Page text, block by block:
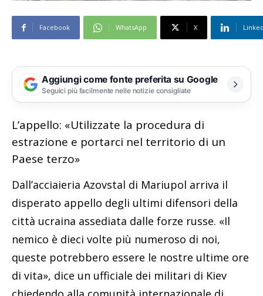
Facebook WhatsApp X
Aggiungi come fonte preferita su Google
Seguici più facilmente nelle notizie consigliate
L’appello: «Utilizzate la procedura di
estrazione e portarci nel territorio di un
Paese terzo»
Dall’acciaieria Azovstal di Mariupol arriva il
disperato appello degli ultimi difensori della
città ucraina assediata dalle forze russe. «Il
nemico è dieci volte più numeroso di noi,
queste potrebbero essere le nostre ultime ore
di vita», dice un ufficiale dei militari di Kiev